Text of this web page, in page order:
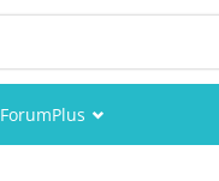
ForumPlus